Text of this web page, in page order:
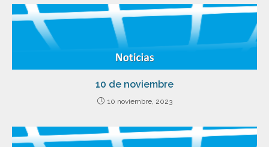
10 de noviembre
10 noviembre, 2023